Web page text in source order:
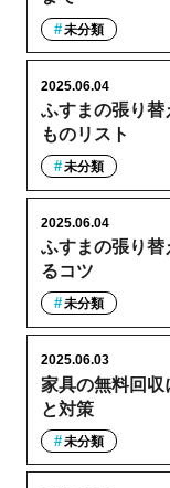
未分類
ふすまの張り替
ものリスト
2025.06.04
未分類
ふすまの張り
るコツ
2025.06.04
未分類
家具の無料回収
と対策
2025.06.03
未分類